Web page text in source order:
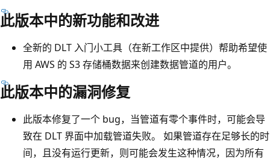
此版本中的新功能和改进
全新的 DLT 入门小工具（在新工作区中提供）帮助希望使
用 AWS 的 S3 存储桶数据来创建数据管道的用户。
此版本中的漏洞修复
此版本修复了一个 bug，当管道有零个事件时，可能会导
致在 DLT 界面中加载管道失败。 如果管道存在足够长的时
间，且没有运行更新，则可能会发生这种情况，因为所有